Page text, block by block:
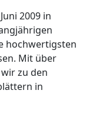
2009 in
hochwertigsten
Mit über
zu den
in